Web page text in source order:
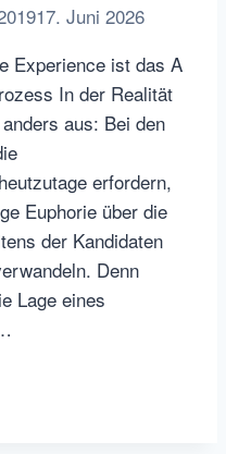
17. Juni 2026
Experience ist das A
In der Realität
aus: Bei den
erfordern,
Euphorie über die
der Kandidaten
Denn
Lage eines